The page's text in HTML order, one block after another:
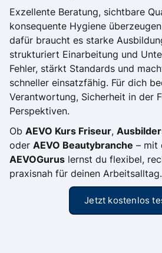
Exzellente Beratung, sichtbare
konsequente Hygiene
dafür braucht es starke
strukturiert Einarbeitung und
Fehler, stärkt Standards und
schneller einsatzfähig. Für dich
Verantwortung, Sicherheit in der
Perspektiven.
Ob AEVO Kurs Friseur,
oder AEVO Beautybranche – mit
AEVOGurus lernst du flexibel,
praxisnah für deinen Arbeitsalltag.
Jetzt kostenlos